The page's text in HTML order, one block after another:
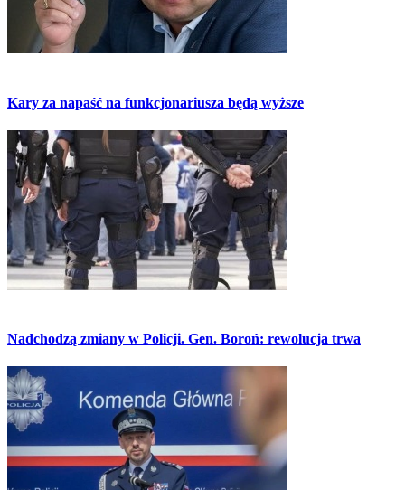
Kary za napaść na funkcjonariusza będą wyższe
Nadchodzą zmiany w Policji. Gen. Boroń: rewolucja trwa